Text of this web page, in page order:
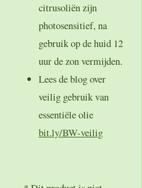
citrusoliën zijn
photosensitief, na
gebruik op de huid 12
uur de zon vermijden.
Lees de blog over
veilig gebruik van
essentiële olie
bit.ly/BW-veilig